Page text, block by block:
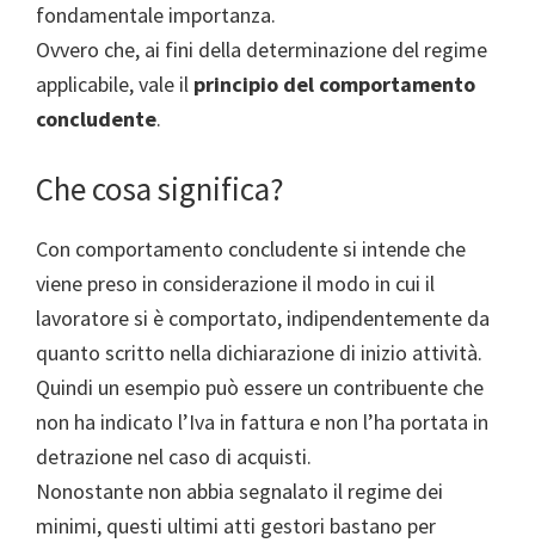
fondamentale importanza.
Ovvero che, ai fini della determinazione del regime
applicabile, vale il principio del comportamento
concludente.
Che cosa significa?
Con comportamento concludente si intende che
viene preso in considerazione il modo in cui il
lavoratore si è comportato, indipendentemente da
quanto scritto nella dichiarazione di inizio attività.
Quindi un esempio può essere un contribuente che
non ha indicato l’Iva in fattura e non l’ha portata in
detrazione nel caso di acquisti.
Nonostante non abbia segnalato il regime dei
minimi, questi ultimi atti gestori bastano per